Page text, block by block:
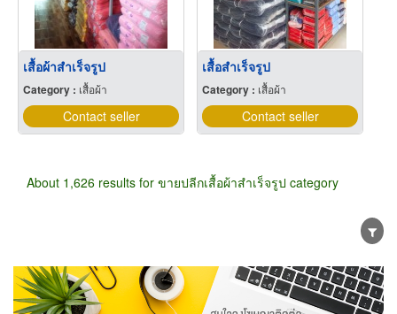
เสื้อผ้าสำเร็จรูป
Category : เสื้อผ้า
Contact seller
เสื้อสำเร็จรูป
Category : เสื้อผ้า
Contact seller
About 1,626 results for ขายปลีกเสื้อผ้าสำเร็จรูป category
Wholesale Retail Manufacturer
Dealer